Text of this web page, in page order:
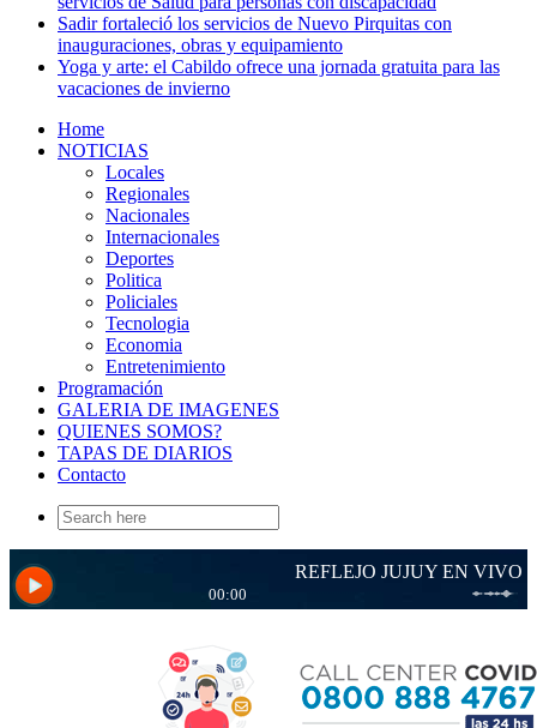
Sadir fortaleció los servicios de Nuevo Pirquitas con
inauguraciones, obras y equipamiento
Yoga y arte: el Cabildo ofrece una jornada gratuita para las
vacaciones de invierno
Home
NOTICIAS
Locales
Regionales
Nacionales
Internacionales
Deportes
Politica
Policiales
Tecnologia
Economia
Entretenimiento
Programación
GALERIA DE IMAGENES
QUIENES SOMOS?
TAPAS DE DIARIOS
Contacto
Search
for: